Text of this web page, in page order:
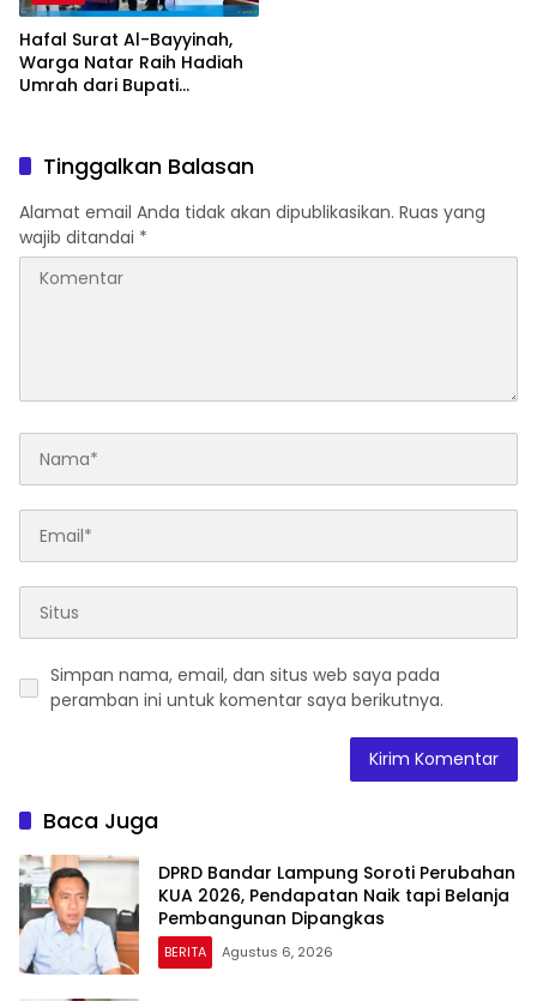
Hafal Surat Al-Bayyinah,
Warga Natar Raih Hadiah
Umrah dari Bupati
Tinggalkan Balasan
Alamat email Anda tidak akan dipublikasikan. Ruas yang
wajib ditandai *
Simpan nama, email, dan situs web saya pada
peramban ini untuk komentar saya berikutnya.
Baca Juga
DPRD Bandar Lampung Soroti Perubahan
KUA 2026, Pendapatan Naik tapi Belanja
Pembangunan Dipangkas
BERITA Agustus 6, 2026